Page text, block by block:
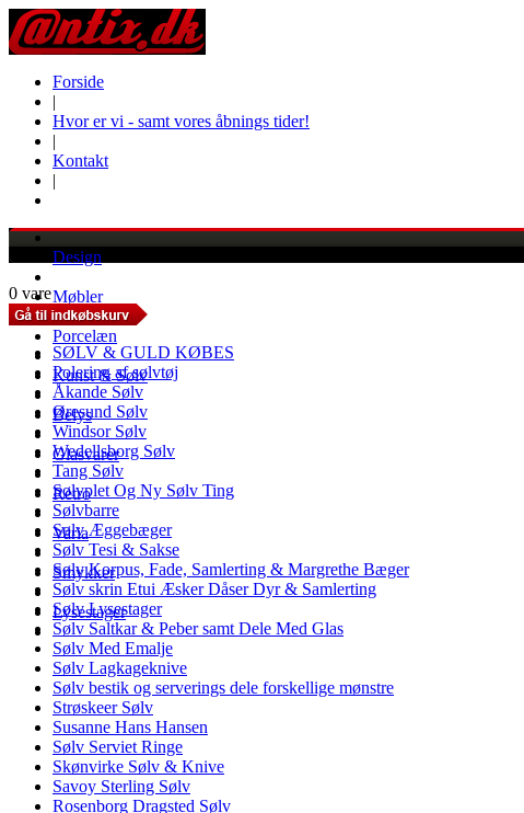
Forside
|
Hvor er vi - samt vores åbnings tider!
|
Kontakt
|
Design
Møbler
Porcelæn
Kunst & Sølv
Belys
Glasvarer
Retro
Varia
Smykker
Lysestager
0 vare
SØLV & GULD KØBES
Polering af sølvtøj
Åkande Sølv
Øresund Sølv
Windsor Sølv
Wedellsborg Sølv
Tang Sølv
Sølvplet Og Ny Sølv Ting
Sølvbarre
Sølv Æggebæger
Sølv Tesi & Sakse
Sølv Korpus, Fade, Samlerting & Margrethe Bæger
Sølv skrin Etui Æsker Dåser Dyr & Samlerting
Sølv Lysestager
Sølv Saltkar & Peber samt Dele Med Glas
Sølv Med Emalje
Sølv Lagkageknive
Sølv bestik og serverings dele forskellige mønstre
Strøskeer Sølv
Susanne Hans Hansen
Sølv Serviet Ringe
Skønvirke Sølv & Knive
Savoy Sterling Sølv
Rosenborg Dragsted Sølv